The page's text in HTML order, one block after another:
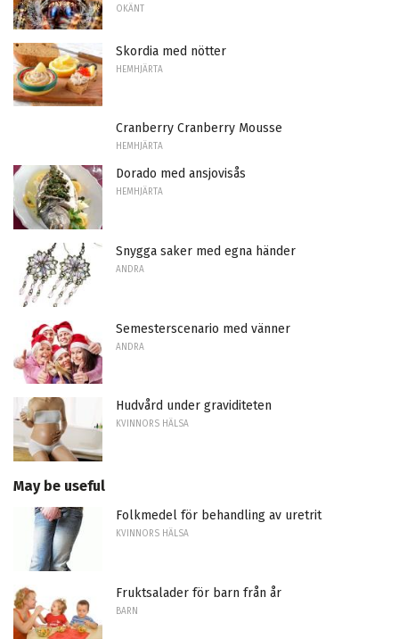
OKÄNT
Skordia med nötter
HEMHJÄRTA
Cranberry Cranberry Mousse
HEMHJÄRTA
Dorado med ansjovisås
HEMHJÄRTA
Snygga saker med egna händer
ANDRA
Semesterscenario med vänner
ANDRA
Hudvård under graviditeten
KVINNORS HÄLSA
May be useful
Folkmedel för behandling av uretrit
KVINNORS HÄLSA
Fruktsalader för barn från år
BARN